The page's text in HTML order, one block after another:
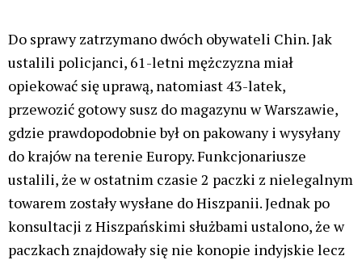
Do sprawy zatrzymano dwóch obywateli Chin. Jak
ustalili policjanci, 61-letni mężczyzna miał
opiekować się uprawą, natomiast 43-latek,
przewozić gotowy susz do magazynu w Warszawie,
gdzie prawdopodobnie był on pakowany i wysyłany
do krajów na terenie Europy. Funkcjonariusze
ustalili, że w ostatnim czasie 2 paczki z nielegalnym
towarem zostały wysłane do Hiszpanii. Jednak po
konsultacji z Hiszpańskimi służbami ustalono, że w
paczkach znajdowały się nie konopie indyjskie lecz